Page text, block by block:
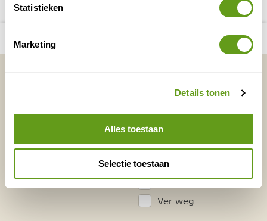
Statistieken
Marketing
Details tonen
Alles toestaan
Selectie toestaan
Bekijk kaart
Achternaam
E-mailadres* Waar ligt je interesse?
Nederland
Ver weg